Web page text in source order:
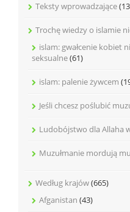
Teksty wprowadzające
Trochę wiedzy o islamie
islam: gwałcenie kobiet
seksualne(61)
islam: palenie żywcem
Jeśli chcesz poślubić
Ludobójstwo dla Allaha
Muzułmanie mordują
Według krajów(665)
Afganistan (43)